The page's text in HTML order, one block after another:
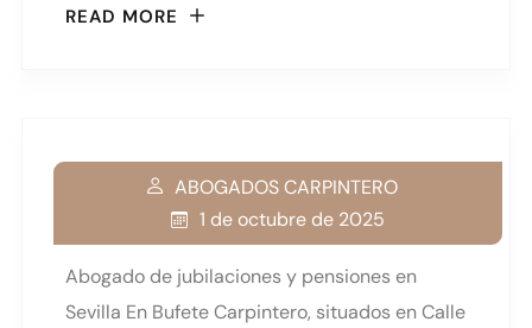
READ MORE
ABOGADOS CARPINTERO
1 de octubre de 2025
Abogado de jubilaciones y pensiones en
Sevilla En Bufete Carpintero, situados en Calle